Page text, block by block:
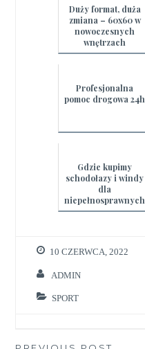
Duży format, duża
zmiana – 60x60 w
nowoczesnych
wnętrzach
Profesjonalna
pomoc drogowa 24h
Gdzie kupimy
schodołazy i windy
dla
niepełnosprawnych
?
10 CZERWCA, 2022
ADMIN
SPORT